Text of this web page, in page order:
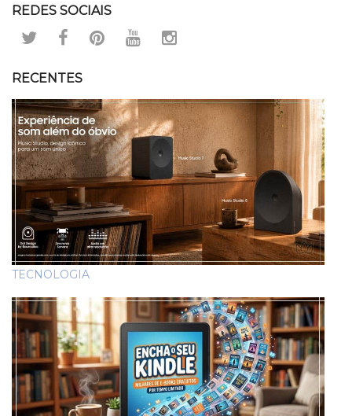
REDES SOCIAIS
RECENTES
TECNOLOGIA